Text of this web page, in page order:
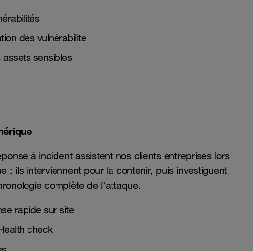
des vulnérabilité
sensibles
à incident assistent nos clients entreprises lors
: ils interviennent pour la contenir, puis investiguent
complète de l’attaque.
rapide sur site
check